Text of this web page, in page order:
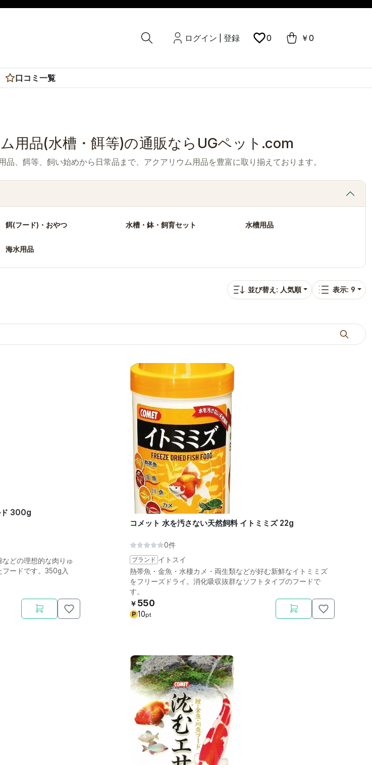
ログイン 登録 0 ￥0
口コミ一覧
用品(水槽・餌等)の通販ならUGペット.com
品、餌等、飼い始めから日常品まで、アクアリウム用品を豊富に取り揃えております。
餌(フード)・おやつ 水槽・鉢・飼育セット 水槽用品
海水用品
並び替え: 人気順 表示: 9
ド 300g
どの理想的な肉りゅ
ードです。350g入
コメット 水を汚さない天然飼料 イトミミズ 22g
0件
ブランド イトスイ
熱帯魚・金魚・水棲カメ・両生類などが好む新鮮なイトミミズ
をフリーズドライ。消化吸収抜群なソフトタイプのフードで
す。
￥ 550
P 10pt